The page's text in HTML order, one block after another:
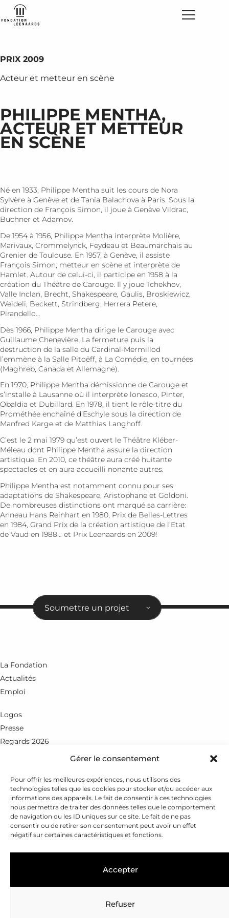
Gérer le consentement
Pour offrir les meilleures expériences, nous utilisons des
technologies telles que les cookies pour stocker et/ou accéder aux
informations des appareils. Le fait de consentir à ces technologies
nous permettra de traiter des données telles que le comportement
de navigation ou les ID uniques sur ce site. Le fait de ne pas
consentir ou de retirer son consentement peut avoir un effet
négatif sur certaines caractéristiques et fonctions.
Accepter
Refuser
PRIX 2009
Acteur et metteur en scène
PHILIPPE MENTHA,
ACTEUR ET METTEUR
EN SCÈNE
Né en 1933, Philippe Mentha suit les cours de Nora
Sylvère à Genève et de Tania Balachova à Paris. Sous la
direction de François Simon, il joue à Genève Vildrac,
Buchner et Adamov.
De 1954 à 1956, Philippe Mentha interprète Molière,
Marivaux, Crommelynck, Feydeau et Beaumarchais au
Grenier de Tou­louse. En 1957, à Genève, il assiste
François Simon, metteur en scène et interprète de
Hamlet. Autour de celui-ci, il participe en 1958 à la
création du Thé­âtre de Carouge. Il y joue Tchekhov,
Valle Inclan, Brecht, Shakespeare, Gaulis, Broskiewicz,
Weideli, Beckett, Strindberg, Herrera Petere,
Pirandello…
Dès 1966, Philippe Mentha dirige le Carouge avec
Guillaume Chenevière. La fermeture puis la
destruction de la salle du Cardinal-Mermil­lod
l’emmène à la Salle Pitoëff, à La Comédie, en tournées
(Maghreb, Canada et Allemagne).
En 1970, Philippe Mentha démissionne de Ca­rouge et
s’ins­talle à Lausanne où il interprète lonesco, Pinter,
Obaldia et Dubillard. En 1978, il tient le rôle-titre du
Prométhée enchaîné d’Eschyle sous la direction de
Manfred Karge et de Matthias Langhoff.
C’est le 2 mai 1979 qu’est ouvert le Théâtre Kléber-
Méleau dont Philippe Mentha assure la direction
artistique. En 2010, ce théâtre aura créé huitante
spectacles et en aura accueilli nonante autres.
Philippe Mentha est notamment connu pour ses
adaptations de Shakespeare, Aristophane et Goldoni.
De nombreuses distinctions ont marqué sa carrière:
Anneau Hans Reinhart en 1980, Prix de Belles-Lettres
en 1984, Grand Prix de la création artistique de l’Etat
de Vaud en 1988… et Prix Leenaards en 2009!
Soumettre un projet
La Fondation
Actualités
Emploi
Logos
Presse
Regards 2026
Rue du Petit-Chêne 18
+41 21 351 25 55
fondation@leenaards.ch